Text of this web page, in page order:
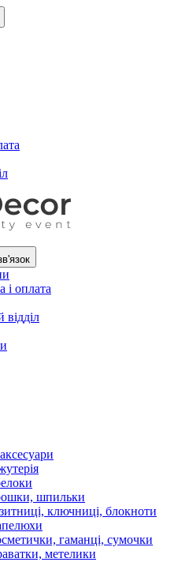
і оплата
шпильки
ключниці, блокноти
гаманці, сумочки
метелики